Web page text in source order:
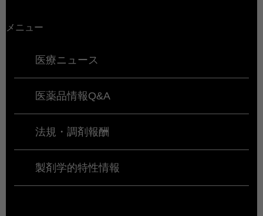
メニュー
医療ニュース
医薬品情報Q&A
法規・調剤報酬
製剤学的特性情報